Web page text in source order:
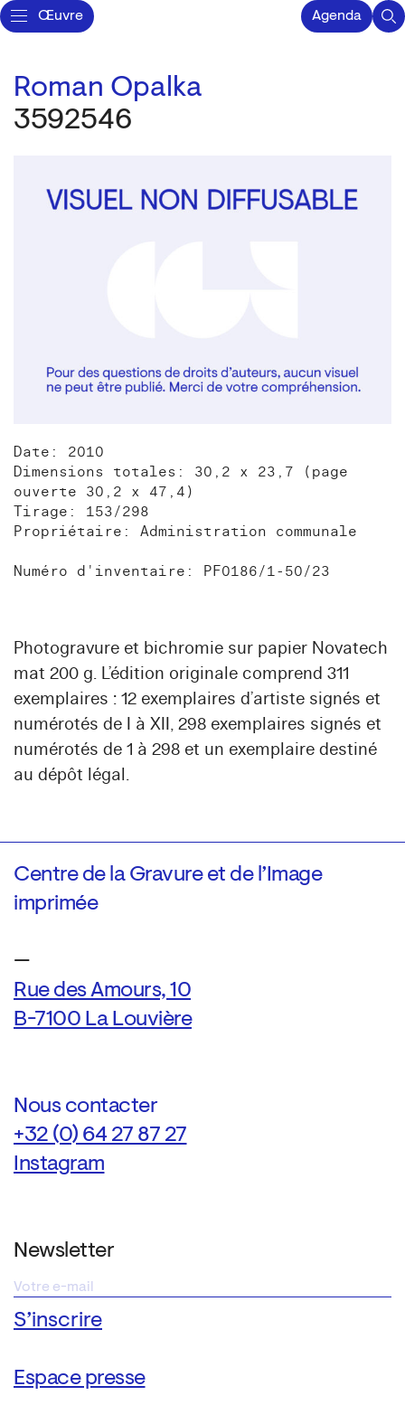
Œuvre Agenda
Roman Opalka
3592546
Date: 2010
Dimensions totales: 30,2 x 23,7 (page
ouverte 30,2 x 47,4)
Tirage: 153/298
Propriétaire: Administration communale
Numéro d'inventaire: PF0186/1-50/23
Photogravure et bichromie sur papier Novatech
mat 200 g. L’édition originale comprend 311
exemplaires : 12 exemplaires d’artiste signés et
numérotés de I à XII, 298 exemplaires signés et
numérotés de 1 à 298 et un exemplaire destiné
au dépôt légal.
Centre de la Gravure et de l’Image
imprimée
—
Rue des Amours, 10
B-7100 La Louvière
Nous contacter
+32 (0) 64 27 87 27
Instagram
Newsletter
Espace presse